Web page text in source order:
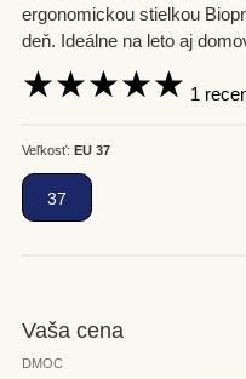
Šľapky
Poltopánky
PÁNSKA OBUV
ergonomickou stielkou
deň. Ideálne na leto aj
1
Veľkosť: EU 37
37
Vaša cena
DMOC